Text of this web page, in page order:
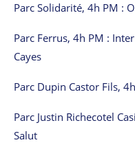
Parc Solidarité, 4h PM :
Parc Ferrus, 4h PM :
Cayes
Parc Dupin Castor Fils,
Parc Justin Richecotel
Salut